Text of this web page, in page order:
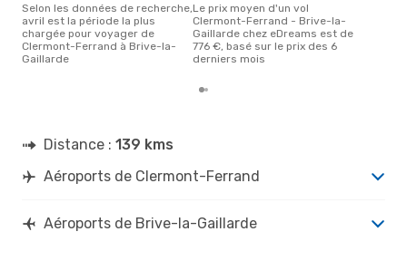
Selon les données de recherche,
avril est la période la plus
chargée pour voyager de
Clermont-Ferrand à Brive-la-
Gaillarde
Le prix moyen d'un vol
Clermont-Ferrand - Brive-la-
Gaillarde chez eDreams est de
776 €, basé sur le prix des 6
derniers mois
Distance : 139 kms
Aéroports de Clermont-Ferrand
Aéroports de Brive-la-Gaillarde